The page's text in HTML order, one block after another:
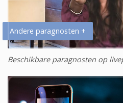
Andere paragnosten +
Beschikbare paragnosten op